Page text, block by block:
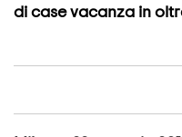
di case vacanza in